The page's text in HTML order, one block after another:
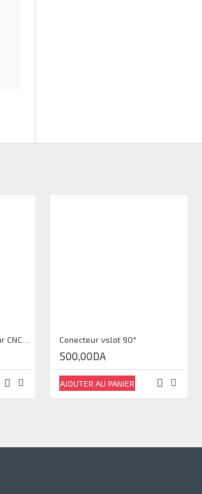
Cast Corner Bracket pour CNC, Imprimante 3D Conecteur vslot 90°
500,00DA
AJOUTER AU PANIER